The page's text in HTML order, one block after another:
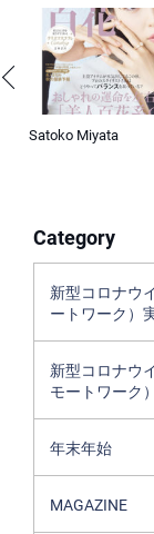
Satoko Miyata
Category
新型コロナウ
ートワーク）
新型コロナウ
モートワーク
年末年始
MAGAZINE